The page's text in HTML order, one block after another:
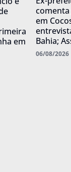
em
comenta
em
Bahia;
06/08/2026